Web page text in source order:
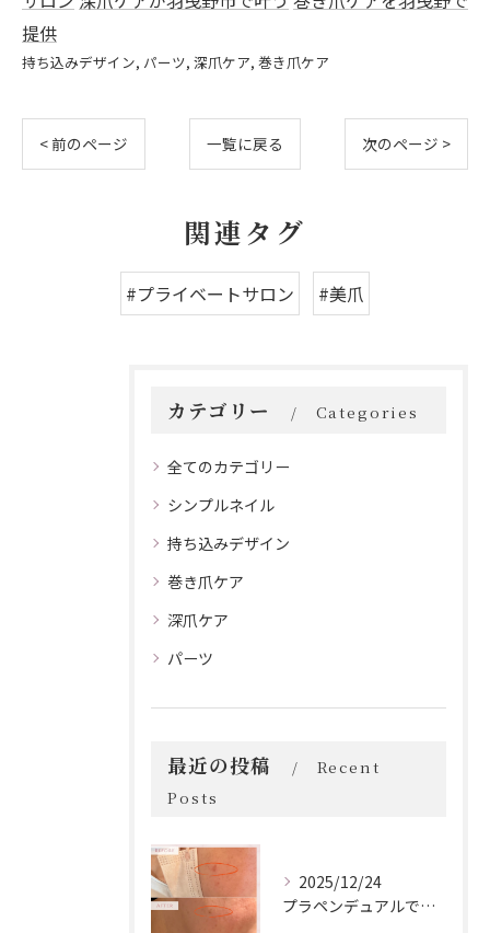
提供
持ち込みデザイン パーツ 深爪ケア 巻き爪ケア
< 前のページ 一覧に戻る 次のページ >
関連タグ
#プライベートサロン #美爪
カテゴリー Categories
全てのカテゴリー
シンプルネイル
持ち込みデザイン
巻き爪ケア
深爪ケア
パーツ
最近の投稿
Recent
Posts
2025/12/24
プラペンデュアルでプラズマ照射